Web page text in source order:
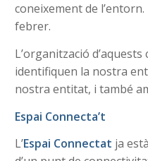
coneixement de
febrer.
L’organització
identifiquen la nostra
nostra entitat, i també
Espai Connecta’t
L’Espai Connectat ja